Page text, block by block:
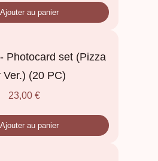
Ajouter au panier
Photocard set (Pizza
Ver.) (20 PC)
23,00 €
Ajouter au panier